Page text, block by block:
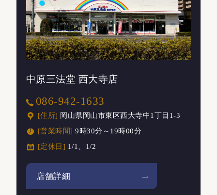
中原三法堂 西大寺店
086-942-1633
[住所] 岡山県岡山市東区西大寺中1丁目1-3
[営業時間]9時30分～19時00分
[定休日] 1/1、1/2
店舗詳細